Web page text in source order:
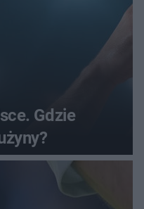
Gdzie